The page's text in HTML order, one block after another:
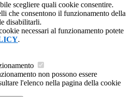
scegliere quali cookie consentire.
che consentono il funzionamento della
disabilitarli.
necessari al funzionamento potete
.
non possono essere
l'elenco nella pagina della cookie